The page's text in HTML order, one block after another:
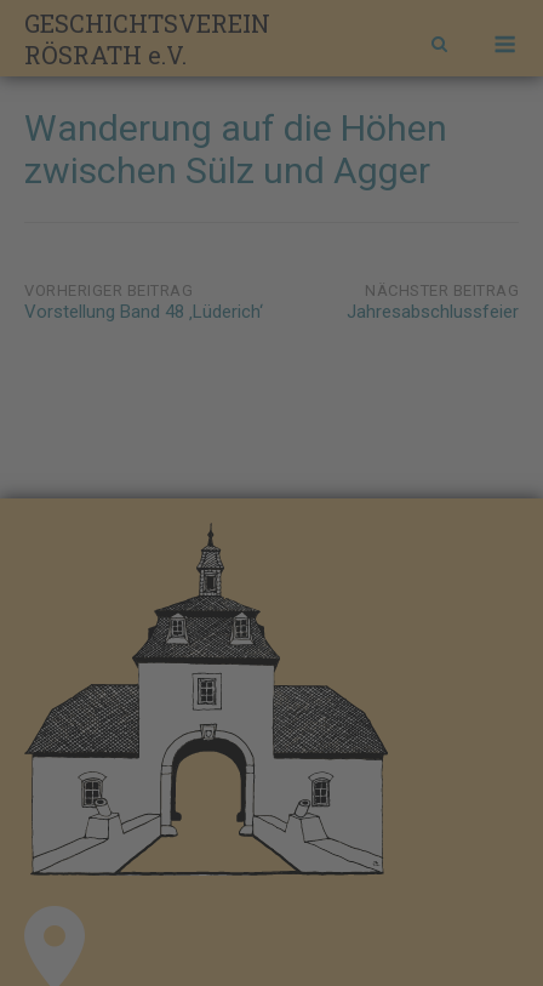
Skip
content
GESCHICHTSVEREIN
RÖSRATH e.V.
Wanderung auf die Höhen
zwischen Sülz und Agger
Post
navigation
VORHERIGER BEITRAG
Vorstellung Band 48 ‚Lüderich‘
NÄCHSTER BEITRAG
Jahresabschlussfeier